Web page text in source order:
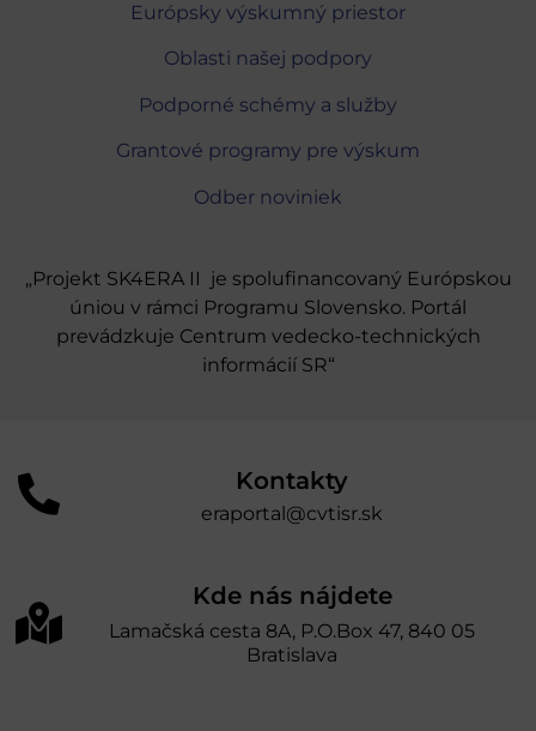
Európsky výskumný priestor
Oblasti našej podpory
Podporné schémy a služby
Grantové programy pre výskum
Odber noviniek
„Projekt SK4ERA II je spolufinancovaný Európskou
úniou v rámci Programu Slovensko. Portál
prevádzkuje Centrum vedecko-technických
informácií SR“
Kontakty
eraportal@cvtisr.sk
Kde nás nájdete
Lamačská cesta 8A, P.O.Box 47, 840 05
Bratislava